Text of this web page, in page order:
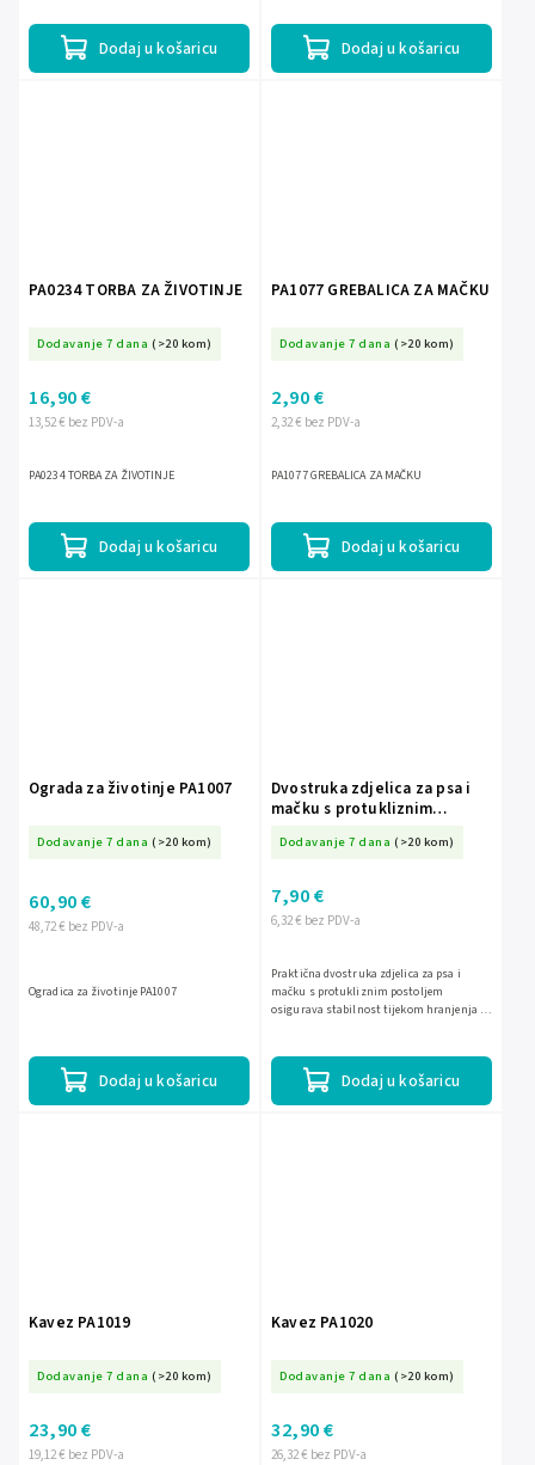
Dodaj u košaricu Dodaj u košaricu
PA0234 TORBA ZA ŽIVOTINJE
Dodavanje 7 dana (>20 kom)
13,52 € bez PDV-a
16,90 €
Dodaj u košaricu
PA0234 TORBA ZA ŽIVOTINJE
PA1077 GREBALICA ZA MAČKU
Dodavanje 7 dana (>20 kom)
2,32 € bez PDV-a
2,90 €
Dodaj u košaricu
PA1077 GREBALICA ZA MAČKU
Ograda za životinje PA1007
Dodavanje 7 dana (>20 kom)
48,72 € bez PDV-a
60,90 €
Dodaj u košaricu
Ogradica za životinje PA1007
Dvostruka zdjelica za psa i
mačku s protukliznim
Dodavanje 7 dana (>20 kom)
6,32 € bez PDV-a
7,90 €
Dodaj u košaricu
Praktična dvostruka zdjelica za psa i
mačku s protukliznim postoljem
osigurava stabilnost tijekom hranjenja i
Kavez PA1019
Dodavanje 7 dana (>20 kom)
19,12 € bez PDV-a
23,90 €
Kavez PA1020
Dodavanje 7 dana (>20 kom)
26,32 € bez PDV-a
32,90 €